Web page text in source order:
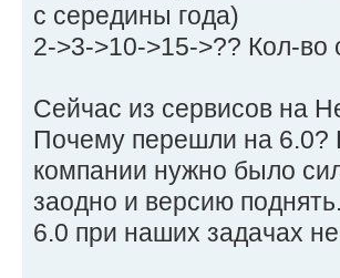
с середины года)
2->3->10->15->?? Кол-во
Сейчас из сервисов на
Почему перешли на 6.0?
компании нужно было
заодно и версию
6.0 при наших задачах